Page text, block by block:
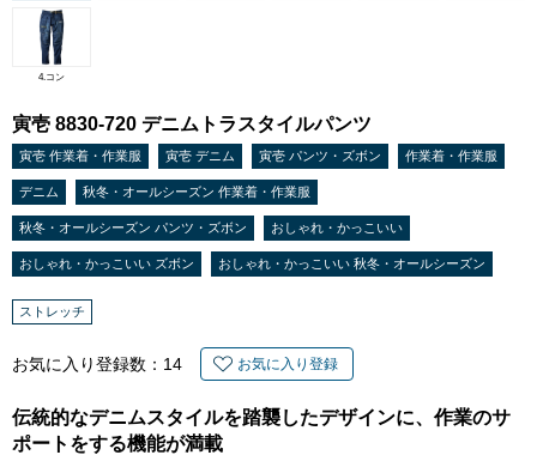
4.コン
寅壱 8830-720 デニムトラスタイルパンツ
寅壱 作業着・作業服 寅壱 デニム 寅壱 パンツ・ズボン 作業着・作業服
デニム 秋冬・オールシーズン 作業着・作業服
秋冬・オールシーズン パンツ・ズボン おしゃれ・かっこいい
おしゃれ・かっこいい ズボン おしゃれ・かっこいい 秋冬・オールシーズン
ストレッチ
お気に入り登録数： 14 お気に入り登録
伝統的なデニムスタイルを踏襲したデザインに、作業のサ
ポートをする機能が満載